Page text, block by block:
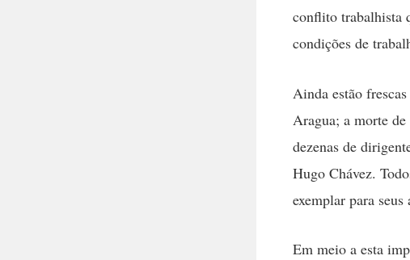
conflito trabalhista
condições de
Ainda estão
Aragua; a morte
dezenas de
Hugo Chávez.
exemplar para seus
Em meio a esta